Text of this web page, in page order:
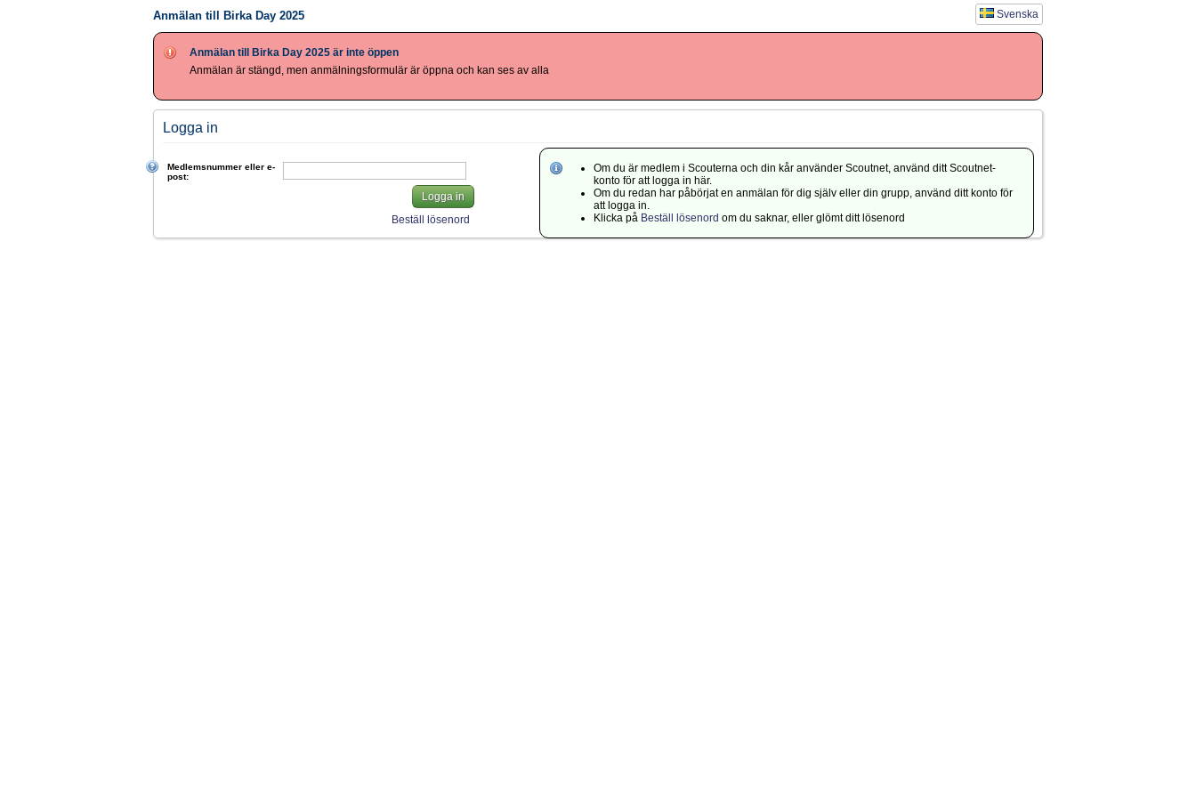
Anmälan till Birka Day 2025
Anmälan till Birka Day 2025 är inte öppen
Anmälan är stängd, men anmälningsformulär är öppna och kan ses av alla
Logga in
Medlemsnummer eller e-
post:
Logga in
Beställ lösenord
Om du är medlem i Scouterna och din kår använder Scoutnet, använd ditt Scoutnet-
konto för att logga in här.
Om du redan har påbörjat en anmälan för dig själv eller din grupp, använd ditt konto för
att logga in.
Klicka på Beställ lösenord om du saknar, eller glömt ditt lösenord
Svenska